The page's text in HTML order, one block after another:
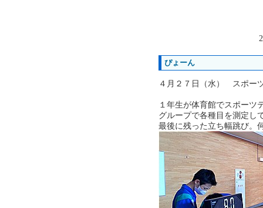
ぴょーん
４月２７日（水） スポー
１年生が体育館でスポーツ
グループで各種目を測定し
最後に残った立ち幅跳び。